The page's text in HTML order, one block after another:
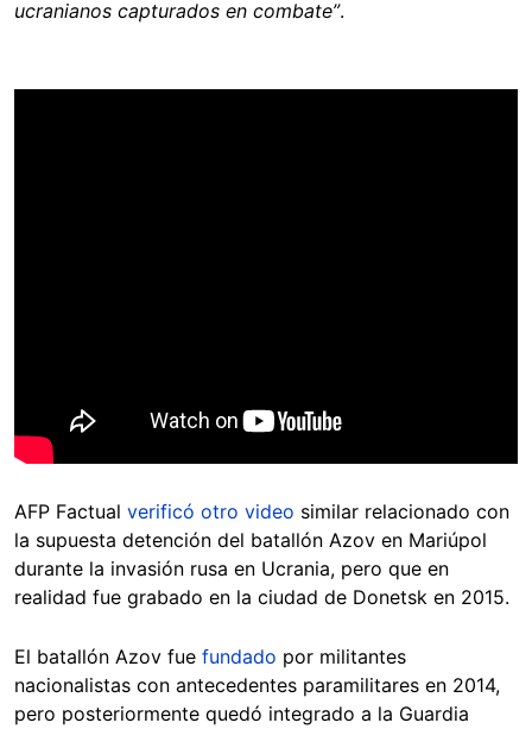
ucranianos capturados en combate”.
AFP Factual verificó otro video similar relacionado con
la supuesta detención del batallón Azov en Mariúpol
durante la invasión rusa en Ucrania, pero que en
realidad fue grabado en la ciudad de Donetsk en 2015.
El batallón Azov fue fundado por militantes
nacionalistas con antecedentes paramilitares en 2014,
pero posteriormente quedó integrado a la Guardia